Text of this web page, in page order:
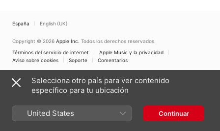
España English (UK)
Copyright © 2026 Apple Inc. Todos los derechos reservados.
Términos del servicio de internet
Apple Music y la privacidad
Aviso sobre cookies
Soporte Comentarios
Selecciona otro país para ver contenido
específico para tu ubicación
United States Continuar